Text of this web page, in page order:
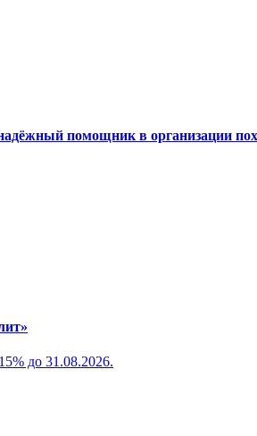
помощник в организации
до 31.08.2026.